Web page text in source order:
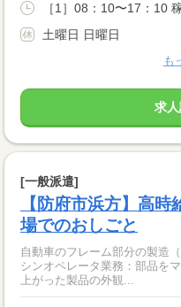
［1］08：10〜17：10
土曜日 日曜日
も
求
[一般派遣]
【防府市浜方】高
場でのおしごと
自動車のフレーム部分の製造
シンオペレータ業務：部品を
上がった製品の外観...